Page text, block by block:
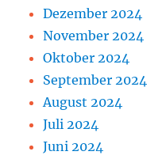
Dezember 2024
November 2024
Oktober 2024
September 2024
August 2024
Juli 2024
Juni 2024